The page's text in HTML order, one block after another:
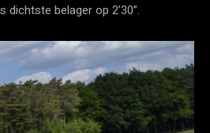
belager op 2’30”.